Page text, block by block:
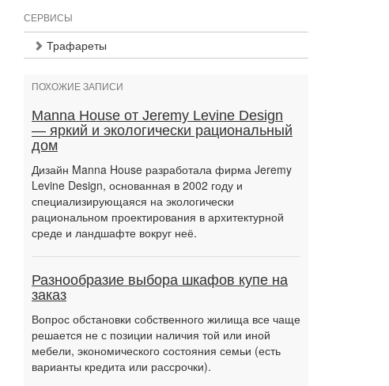
СЕРВИСЫ
Трафареты
ПОХОЖИЕ ЗАПИСИ
Manna House от Jeremy Levine Design
— яркий и экологически рациональный
дом
Дизайн Manna House разработала фирма Jeremy
Levine Design, основанная в 2002 году и
специализирующаяся на экологически
рациональном проектирования в архитектурной
среде и ландшафте вокруг неё.
Разнообразие выбора шкафов купе на
заказ
Вопрос обстановки собственного жилища все чаще
решается не с позиции наличия той или иной
мебели, экономического состояния семьи (есть
варианты кредита или рассрочки).